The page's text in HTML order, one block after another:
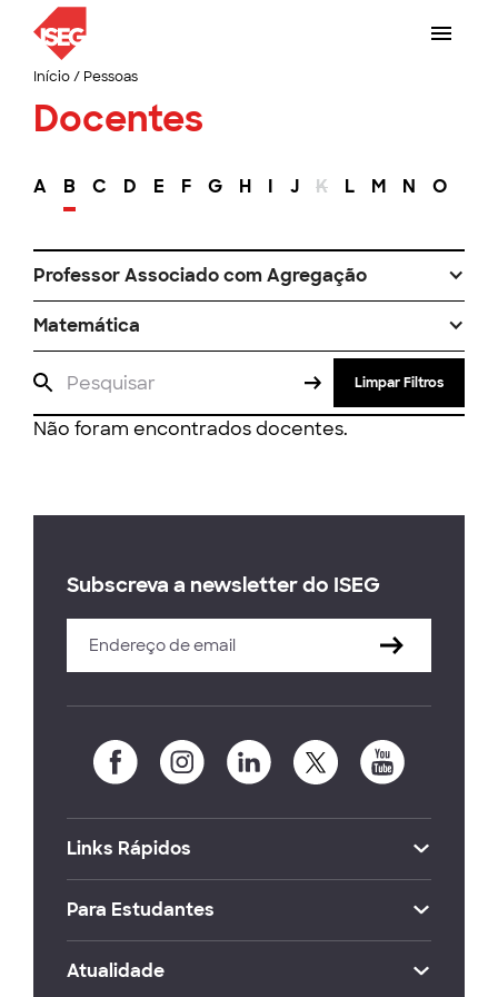
Início/ Pessoas
Docentes
A B C D E F G H I J K L M N O
Professor Associado com Agregação
Matemática
Limpar Filtros
Não foram encontrados docentes.
Subscreva a newsletter do ISEG
Links Rápidos
Para Estudantes
Atualidade